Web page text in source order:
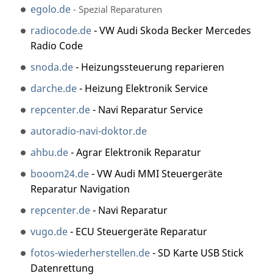
egolo.de - Spezial Reparaturen
radiocode.de- VW Audi Skoda Becker Mercedes
Radio Code
snoda.de- Heizungssteuerung reparieren
darche.de- Heizung Elektronik Service
repcenter.de- Navi Reparatur Service
autoradio-navi-doktor.de
ahbu.de- Agrar Elektronik Reparatur
booom24.de- VW Audi MMI Steuergeräte
Reparatur Navigation
repcenter.de- Navi Reparatur
vugo.de- ECU Steuergeräte Reparatur
fotos-wiederherstellen.de- SD Karte USB Stick
Datenrettung